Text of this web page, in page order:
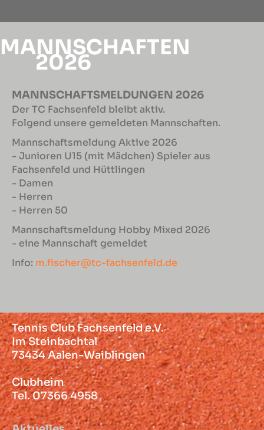
MANNSCHAFTEN
2026
MANNSCHAFTSMELDUNGEN 2026
Der TC Fachsenfeld bleibt aktiv.
Folgend unsere gemeldeten Mannschaften.
Mannschaftsmeldung Aktive 2026
- Junioren U15 (mit Mädchen) Spieler aus
Fachsenfeld und Hüttlingen
- Damen
- Herren
- Herren 50
Mannschaftsmeldung Hobby Mixed 2026
- eine Mannschaft gemeldet
Info: m.fischer@tc-fachsenfeld.de
Tennis Club Fachsenfeld e.V.
Im Steinbachtal
73434 Aalen-Waiblingen
Clubheim
Tel. 07366 4958